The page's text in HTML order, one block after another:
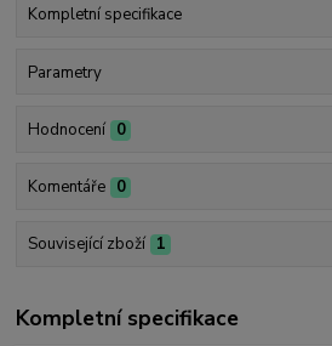
Kompletní specifikace
Parametry
Hodnocení 0
Komentáře 0
Související zboží 1
Kompletní specifikace